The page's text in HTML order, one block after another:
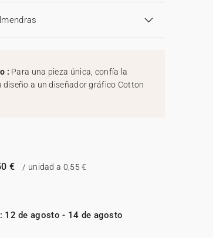
: Para una pieza única, confía la
diseño a un diseñador gráfico Cotton
€ / unidad a 0,55 €
12 de agosto - 14 de agosto